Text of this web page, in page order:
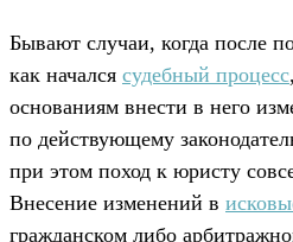
Бывают случаи, когда после
как начался судебный процесс
основаниям внести в него
по действующему
при этом поход к юристу
Внесение изменений в
гражданском либо